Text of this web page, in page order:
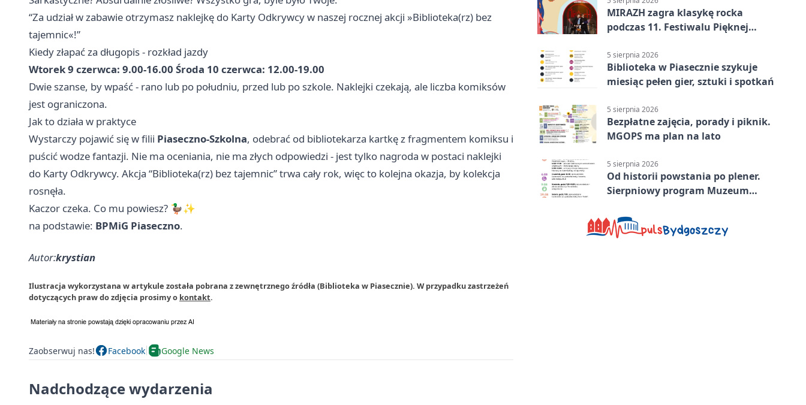
“Za udział w zabawie otrzymasz naklejkę do Karty Odkrywcy w naszej rocznej akcji »Biblioteka(rz) bez
tajemnic«!”
Kiedy złapać za długopis - rozkład jazdy
Wtorek 9 czerwca: 9.00-16.00 Środa 10 czerwca: 12.00-19.00
Dwie szanse, by wpaść - rano lub po południu, przed lub po szkole. Naklejki czekają, ale liczba komiksów
jest ograniczona.
Jak to działa w praktyce
Wystarczy pojawić się w filii Piaseczno-Szkolna, odebrać od bibliotekarza kartkę z fragmentem komiksu i
puścić wodze fantazji. Nie ma oceniania, nie ma złych odpowiedzi - jest tylko nagroda w postaci naklejki
do Karty Odkrywcy. Akcja “Biblioteka(rz) bez tajemnic” trwa cały rok, więc to kolejna okazja, by kolekcja
rosnęła.
Kaczor czeka. Co mu powiesz? 🦆✨
na podstawie: BPMiG Piaseczno.
Autor:krystian
Ilustracja wykorzystana w artykule została pobrana z zewnętrznego źródła (Biblioteka w Piasecznie). W przypadku zastrzeżeń
dotyczących praw do zdjęcia prosimy o kontakt.
Zaobserwuj nas! Facebook Google News
Nadchodzące wydarzenia
MIRAZH zagra klasykę rocka
podczas 11. Festiwalu Pięknej
5 sierpnia 2026
Biblioteka w Piasecznie szykuje
miesiąc pełen gier, sztuki i spotkań
5 sierpnia 2026
Bezpłatne zajęcia, porady i piknik.
MGOPS ma plan na lato
5 sierpnia 2026
Od historii powstania po plener.
Sierpniowy program Muzeum